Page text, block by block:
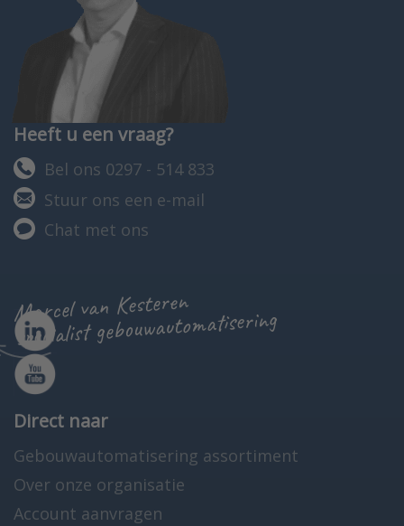
Heeft u een vraag?
Bel ons 0297 - 514 833
Stuur ons een e-mail
Chat met ons
Marcel van Kesteren
specialist gebouwautomatisering
Direct naar
Gebouwautomatisering assortiment
Over onze organisatie
Account aanvragen